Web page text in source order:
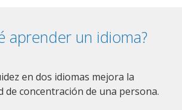
aprender un idioma?
en dos idiomas mejora la
de concentración de una persona.